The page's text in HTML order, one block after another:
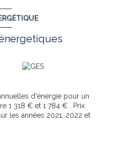
et sécurise votre projet
sous la responsabilité
d'énergie pour un
1 318 € et 1 784 € . Prix
les années 2021, 2022 et